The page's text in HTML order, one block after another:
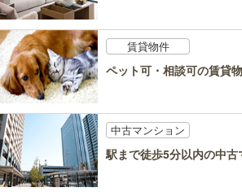
賃貸物件
ペット可・相談可の賃貸
中古マンション
駅まで徒歩5分以内の中古